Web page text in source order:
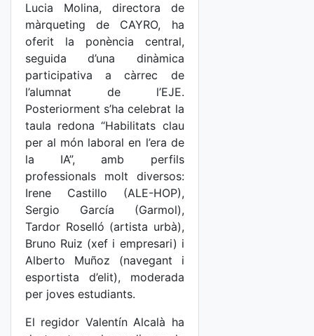
Lucia Molina, directora de
màrqueting de CAYRO, ha
oferit la ponència central,
seguida d’una dinàmica
participativa a càrrec de
l’alumnat de l’EJE.
Posteriorment s’ha celebrat la
taula redona “Habilitats clau
per al món laboral en l’era de
la IA”, amb perfils
professionals molt diversos:
Irene Castillo (ALE-HOP),
Sergio García (Garmol),
Tardor Roselló (artista urbà),
Bruno Ruiz (xef i empresari) i
Alberto Muñoz (navegant i
esportista d’elit), moderada
per joves estudiants.
El regidor Valentín Alcalà ha